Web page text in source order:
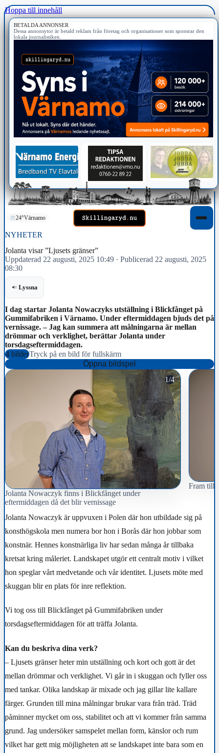
Hoppa till innehåll
BETALDA ANNONSER
Dessa annonsytor är betald reklam från företag och organisationer som sponsrar den
lokala journalistiken.
24°Värnamo
NYHETER
Jolanta visar ”Ljusets gränser”
Uppdaterad 22 augusti, 2025 10:49 · Publicerad 22 augusti, 2025
08:30
Lyssna
I dag startar Jolanta Nowaczyks utställning i Blickfånget på
Gummifabriken i Värnamo. Under eftermiddagen bjuds det på
vernissage. – Jag kan summera att målningarna är mellan
drömmar och verklighet, berättar Jolanta under
torsdagseftermiddagen.
4 bilderTryck på en bild för fullskärm
Öppna bildspel
1/4
Jolanta Nowaczyk finns i Blickfånget under
eftermiddagen då det blir vernissage
Fram till
Jolanta Nowaczyk är uppvuxen i Polen där hon utbildade sig på
konsthögskola men numera bor hon i Borås där hon jobbar som
konstnär. Hennes konstnärliga liv har sedan många år tillbaka
kretsat kring måleriet. Landskapet utgör ett centralt motiv i vilket
hon speglar vårt medvetande och vår identitet. Ljusets möte med
skuggan blir en plats för inre reflektion.
Vi tog oss till Blickfånget på Gummifabriken under
torsdagseftermiddagen för att träffa Jolanta.
Kan du beskriva dina verk?
– Ljusets gränser heter min utställning och kort och gott är det
mellan drömmar och verklighet. Vi går in i skuggan och fyller oss
med tankar. Olika landskap är mixade och jag gillar lite kallare
färger. Grunden till mina målningar brukar vara från träd. Träd
påminner mycket om oss, stabilitet och att vi kommer från samma
grund. Jag undersöker samspelet mellan form, känslor och rum
vilket har gett mig möjligheten att se landskapet inte bara som en